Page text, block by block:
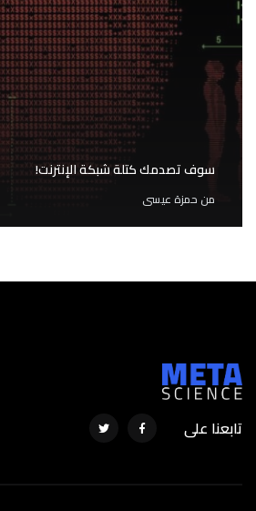
سوف تصدمك كتلة شبكة الإنترنت!
من حمزة عيسى
تابعنا على